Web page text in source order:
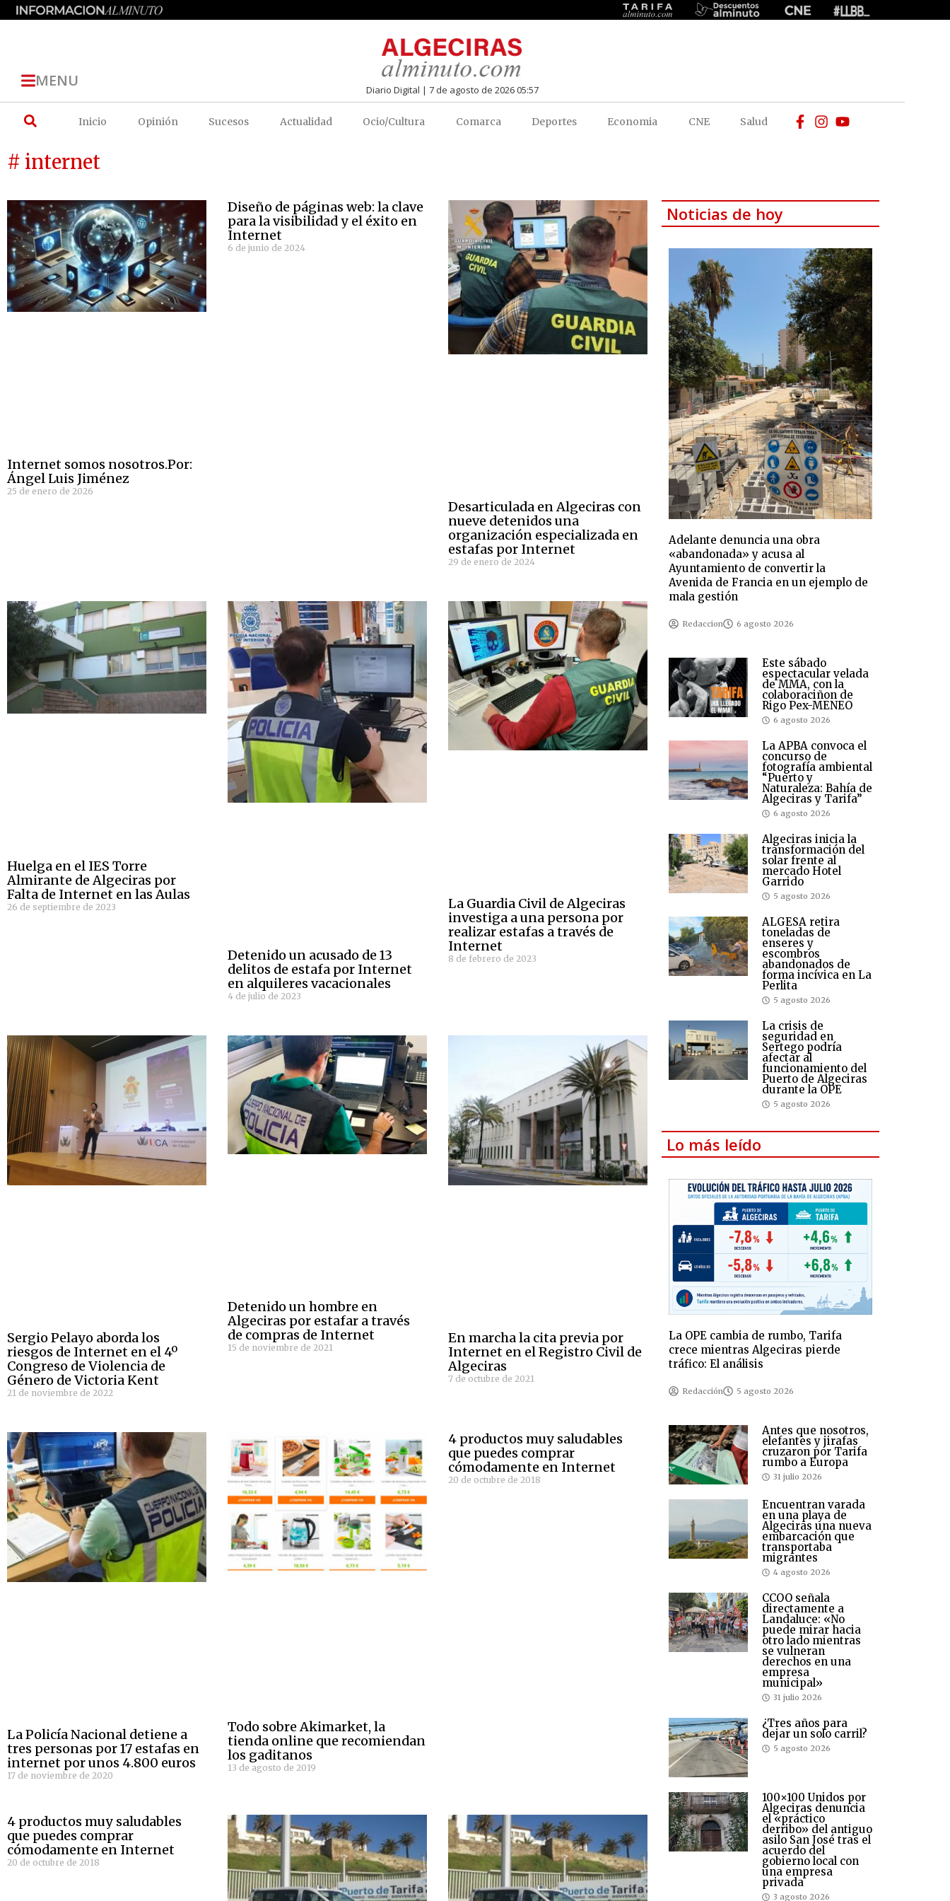
MENU Diario Digital | 7 de agosto de 2026 05:57
Inicio Opinión Sucesos Actualidad Ocio/Cultura Comarca Deportes Economia CNE Salud
# internet
Internet somos nosotros.Por:
Ángel Luis Jiménez
25 de enero de 2026
Diseño de páginas web: la clave
para la visibilidad y el éxito en
Internet
6 de junio de 2024
Desarticulada en Algeciras con
nueve detenidos una
organización especializada en
estafas por Internet
29 de enero de 2024
Huelga en el IES Torre
Almirante de Algeciras por
Falta de Internet en las Aulas
26 de septiembre de 2023
Detenido un acusado de 13
delitos de estafa por Internet
en alquileres vacacionales
4 de julio de 2023
La Guardia Civil de Algeciras
investiga a una persona por
realizar estafas a través de
Internet
8 de febrero de 2023
Sergio Pelayo aborda los
riesgos de Internet en el 4º
Congreso de Violencia de
Género de Victoria Kent
21 de noviembre de 2022
Detenido un hombre en
Algeciras por estafar a través
de compras de Internet
15 de noviembre de 2021
En marcha la cita previa por
Internet en el Registro Civil de
Algeciras
7 de octubre de 2021
La Policía Nacional detiene a
tres personas por 17 estafas en
internet por unos 4.800 euros
17 de noviembre de 2020
Todo sobre Akimarket, la
tienda online que recomiendan
los gaditanos
13 de agosto de 2019
4 productos muy saludables
que puedes comprar
cómodamente en Internet
20 de octubre de 2018
4 productos muy saludables
que puedes comprar
cómodamente en Internet
20 de octubre de 2018
Noticias de hoy
Adelante denuncia una obra
«abandonada» y acusa al
Ayuntamiento de convertir la
Avenida de Francia en un ejemplo de
mala gestión
Redaccion 6 agosto 2026
Este sábado
espectacular velada
de MMA, con la
colaboraciñon de
Rigo Pex-MENEO
6 agosto 2026
La APBA convoca el
concurso de
fotografía ambiental
“Puerto y
Naturaleza: Bahía de
Algeciras y Tarifa”
6 agosto 2026
Algeciras inicia la
transformación del
solar frente al
mercado Hotel
Garrido
5 agosto 2026
ALGESA retira
toneladas de
enseres y
escombros
abandonados de
forma incívica en La
Perlita
5 agosto 2026
La crisis de
seguridad en
Sertego podría
afectar al
funcionamiento del
Puerto de Algeciras
durante la OPE
5 agosto 2026
Lo más leído
La OPE cambia de rumbo, Tarifa
crece mientras Algeciras pierde
tráfico: El análisis
Redacción 5 agosto 2026
Antes que nosotros,
elefantes y jirafas
cruzaron por Tarifa
rumbo a Europa
31 julio 2026
Encuentran varada
en una playa de
Algeciras una nueva
embarcación que
transportaba
migrantes
4 agosto 2026
CCOO señala
directamente a
Landaluce: «No
puede mirar hacia
otro lado mientras
se vulneran
derechos en una
empresa
municipal»
31 julio 2026
¿Tres años para
dejar un solo carril?
5 agosto 2026
100×100 Unidos por
Algeciras denuncia
el «práctico
derribo» del antiguo
asilo San José tras el
acuerdo del
gobierno local con
una empresa
privada
3 agosto 2026